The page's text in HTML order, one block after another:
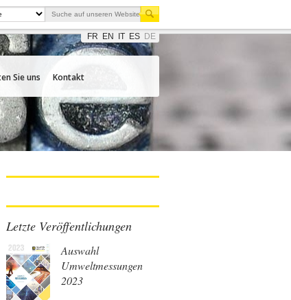
FR EN IT ES DE
Sie uns Kontakt
Letzte Veröffentlichungen
Auswahl
Umweltmessungen
2023